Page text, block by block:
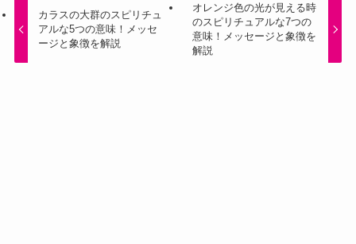
カラスの大群のスピリチュ
アルな5つの意味！メッセ
ージと象徴を解説
オレンジ色の光が見える時
のスピリチュアルな7つの
意味！メッセージと象徴を
解説